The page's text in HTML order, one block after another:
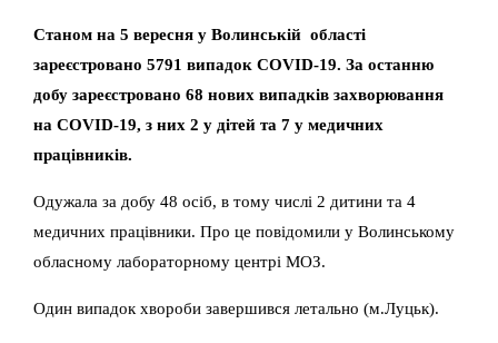
Станом на 5 вересня у Волинській області
зареєстровано 5791 випадок COVID-19. За останню
добу зареєстровано 68 нових випадків захворювання
на COVID-19, з них 2 у дітей та 7 у медичних
працівників.
Одужала за добу 48 осіб, в тому числі 2 дитини та 4
медичних працівники. Про це повідомили у Волинському
обласному лабораторному центрі МОЗ.
Один випадок хвороби завершився летально (м.Луцьк).